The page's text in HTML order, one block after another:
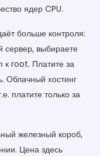
ядер CPU.
больше контроля:
сервер, выбираете
к root. Платите за
Облачный хостинг
платите только за
железный короб,
Цена здесь